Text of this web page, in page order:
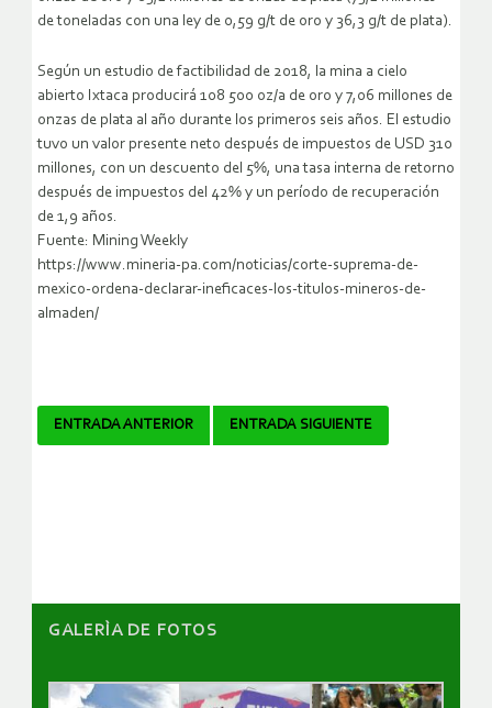
de toneladas con una ley de 0,59 g/t de oro y 36,3 g/t de plata).
Según un estudio de factibilidad de 2018, la mina a cielo
abierto Ixtaca producirá 108 500 oz/a de oro y 7,06 millones de
onzas de plata al año durante los primeros seis años. El estudio
tuvo un valor presente neto después de impuestos de USD 310
millones, con un descuento del 5%, una tasa interna de retorno
después de impuestos del 42% y un período de recuperación
de 1,9 años.
Fuente: Mining Weekly
https://www.mineria-pa.com/noticias/corte-suprema-de-
mexico-ordena-declarar-ineficaces-los-titulos-mineros-de-
almaden/
Navegador
ENTRADA ANTERIOR ENTRADA SIGUIENTE
GALERÌA DE FOTOS